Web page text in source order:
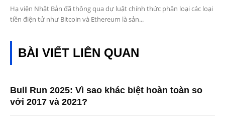
Hạ viện Nhật Bản đã thông qua dự luật chính thức phân loại các loại
tiền điện tử như Bitcoin và Ethereum là sản...
BÀI VIẾT LIÊN QUAN
Bull Run 2025: Vì sao khác biệt hoàn toàn so
với 2017 và 2021?